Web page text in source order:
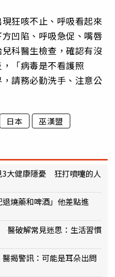
狂咳不止、呼吸看起來
凹陷、呼吸急促、嘴唇
科醫生檢查，確認有沒
「病毒是不看護照
請務必勤洗手、注意公
日本 巫漢盟
3大健康隱憂 狂打噴嚏的人
燒藥和啤酒」他差點進
醫破解常見迷思：生活習慣
揭警訊：可能是耳朵出問